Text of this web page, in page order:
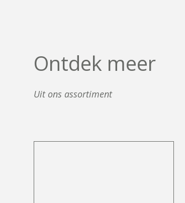
Ontdek meer
Uit ons assortiment